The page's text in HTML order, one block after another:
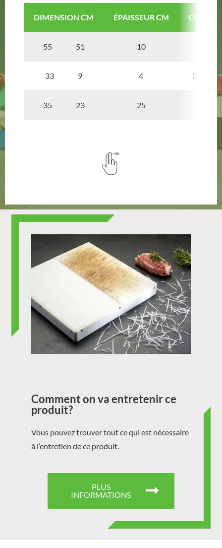
DIMENSION CM ÉPAISSEUR CM CODE
55 51 10
33 9 4
35 23 25
Comment on va entretenir ce
produit?
Vous pouvez trouver tout ce qui est nécessaire
à l’entretien de ce produit.
PLUS
INFORMATIONS